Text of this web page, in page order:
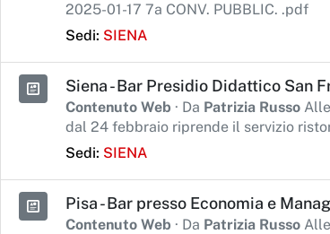
2025-01-17 7a CONV. PUBBLIC. .pdf
Sedi: SIENA
Siena - Bar Presidio Didattico San
Contenuto Web · Da Patrizia Russo
dal 24 febbraio riprende il servizio
Sedi: SIENA
Pisa - Bar presso Economia e
Contenuto Web · Da Patrizia Russo